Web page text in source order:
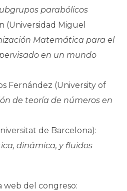
parabólicos
(Universidad Miguel
Matemática para el
en un mundo
Fernández (University of
de teoría de números en
de Barcelona):
dinámica, y fluidos
web del congreso: